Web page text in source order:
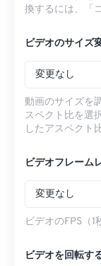
換するには、「
ビデオのサイズ
変更なし
動画のサイズを
スペクト比を選
したアスペクト
ビデオフレーム
変更なし
ビデオのFPS（
ビデオを回転す